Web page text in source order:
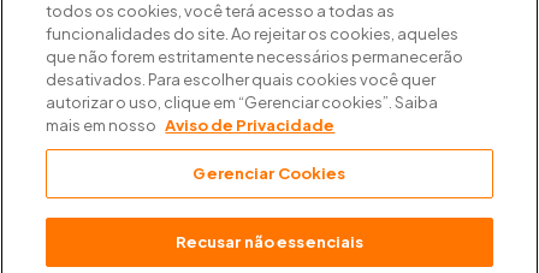
todos os cookies, você terá acesso a todas as
funcionalidades do site. Ao rejeitar os cookies, aqueles
que não forem estritamente necessários permanecerão
desativados. Para escolher quais cookies você quer
autorizar o uso, clique em “Gerenciar cookies”. Saiba
mais em nosso Aviso de Privacidade
Gerenciar Cookies
Recusar não essenciais